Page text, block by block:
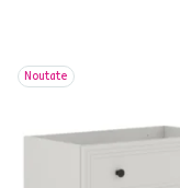
Noutate